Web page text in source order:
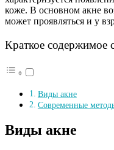
коже. В основном акне
может проявляться и у
Краткое содержимое
Виды акне
Современные
Виды акне